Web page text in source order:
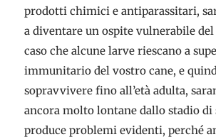
prodotti chimici e antiparassitari,
a diventare un ospite vulnerabile del
caso che alcune larve riescano a
immunitario del vostro cane, e
sopravvivere fino all’età adulta,
ancora molto lontane dallo stadio di
produce problemi evidenti, perché